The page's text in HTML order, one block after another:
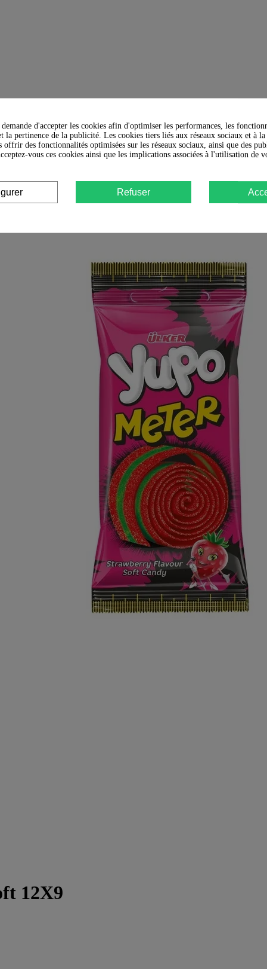
12X9
demande d'accepter les cookies afin d'optimiser les performances, les
la pertinence de la publicité. Les cookies tiers liés aux réseaux sociaux et à
offrir des fonctionnalités optimisées sur les réseaux sociaux, ainsi que des
vous ces cookies ainsi que les implications associées à l'utilisation de
Refuser